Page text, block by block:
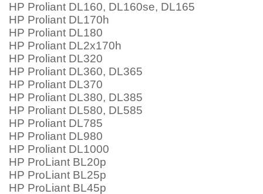
HP Proliant DL160, DL160se, DL165
HP Proliant DL170h
HP Proliant DL180
HP Proliant DL2x170h
HP Proliant DL320
HP Proliant DL360, DL365
HP Proliant DL370
HP Proliant DL380, DL385
HP Proliant DL580, DL585
HP Proliant DL785
HP Proliant DL980
HP Proliant DL1000
HP ProLiant BL20p
HP ProLiant BL25p
HP ProLiant BL45p